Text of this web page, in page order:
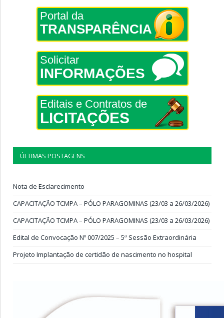
Portal da
TRANSPARÊNCIA
Solicitar
INFORMAÇÕES
Editais e Contratos de
LICITAÇÕES
ÚLTIMAS POSTAGENS
Nota de Esclarecimento
CAPACITAÇÃO TCMPA – PÓLO PARAGOMINAS (23/03 a 26/03/2026)
CAPACITAÇÃO TCMPA – PÓLO PARAGOMINAS (23/03 a 26/03/2026)
Edital de Convocação Nº 007/2025 – 5ª Sessão Extraordinária
Projeto Implantação de certidão de nascimento no hospital